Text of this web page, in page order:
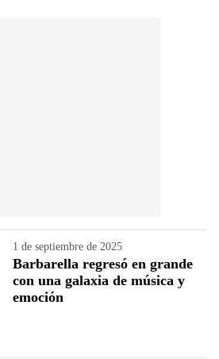
1 de septiembre de 2025
Barbarella regresó en grande
con una galaxia de música y
emoción